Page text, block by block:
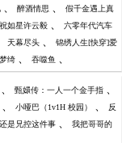
、 醉酒情思 、 假千金遇上真
如星许云毅 、 六零年代汽车
天幕尽头 、 锦绣人生[快穿]爱
绮 、 吞噬鱼 、
、 甄嬛传：一人一个金手指 、
、 小哑巴（1v1H 校园） 、 反
是兄控这件事 、 我把哥哥的